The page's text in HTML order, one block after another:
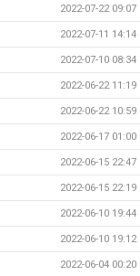
2022-07-22 09:07
2022-07-11 14:14
2022-07-10 08:34
2022-06-22 11:19
2022-06-22 10:59
2022-06-17 01:00
2022-06-15 22:47
2022-06-15 22:19
2022-06-10 19:44
2022-06-10 19:12
2022-06-04 00:20